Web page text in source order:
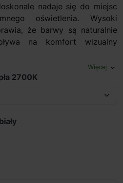
nadaje się do miejsc
oświetlenia. Wysoki
że barwy są naturalnie
na komfort wizualny
Więcej expand_more
2700K